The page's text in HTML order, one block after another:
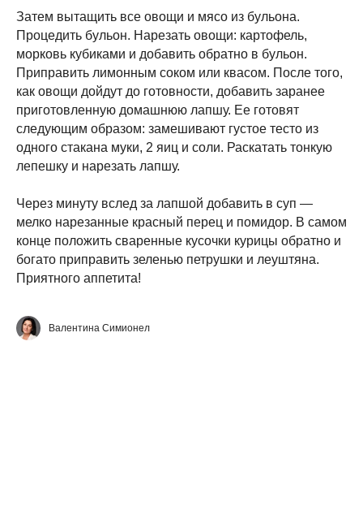
Затем вытащить все овощи и мясо из бульона.
Процедить бульон. Нарезать овощи: картофель,
морковь кубиками и добавить обратно в бульон.
Приправить лимонным соком или квасом. После того,
как овощи дойдут до готовности, добавить заранее
приготовленную домашнюю лапшу. Ее готовят
следующим образом: замешивают густое тесто из
одного стакана муки, 2 яиц и соли. Раскатать тонкую
лепешку и нарезать лапшу.
Через минуту вслед за лапшой добавить в суп —
мелко нарезанные красный перец и помидор. В самом
конце положить сваренные кусочки курицы обратно и
богато приправить зеленью петрушки и леуштяна.
Приятного аппетита!
Валентина Симионел